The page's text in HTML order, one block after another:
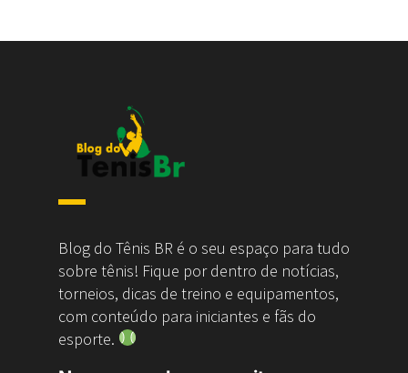
Blog do Tênis BR é o seu espaço para tudo
sobre tênis! Fique por dentro de notícias,
torneios, dicas de treino e equipamentos,
com conteúdo para iniciantes e fãs do
esporte.